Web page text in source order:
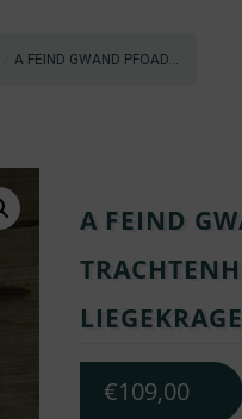
A FEIND GWAND PFOAD...
A FEIND
€109,00